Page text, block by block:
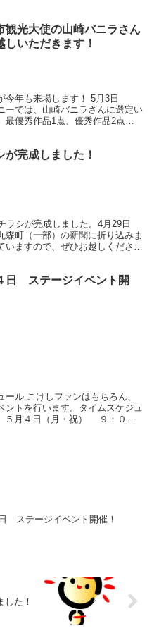
観光大使の山崎バニラさん
しいただきます！
今年も来場します！ 5月3日
ーでは、山崎バニラさんに選定い
最優秀作品1点、優秀作品2点に
が完成しました！
ラシが完成しました。4月29日
森町（一部）の新聞に折り込みま
ますので、ぜひお越しくださ
日 ステージイベント開
ル こけしファンはもちろん、
ントを行います。タイムスケジュ
５月４日（月・祝） ９：０
ステージイベント開催！
した！